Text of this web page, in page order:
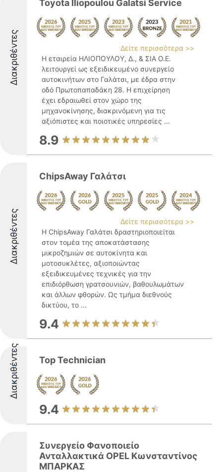
Διακριθέντες
Toyota Iliopoulou Galatsi Service
Δείτε περισσότερα >>
Η εταιρεία ΗΛΙΟΠΟΥΛΟΥ, Δ., & ΣΙΑ Ο.Ε.
λειτουργεί ως εξειδικευμένο συνεργείο
αυτοκινήτων στο Γαλάτσι, με έδρα στην
οδό Πρωτοπαπαδάκη 28. Η επιχείρηση
έχει εδραιωθεί στον χώρο της
μηχανοκίνησης, διακρινόμενη για τις
αξιόπιστες και ποιοτικές υπηρεσίες ...
8.9
Διακριθέντες
ChipsAway Γαλάτσι
Δείτε περισσότερα >>
Η ChipsAway Γαλάτσι δραστηριοποιείται
στον τομέα της αποκατάστασης
μικροζημιών σε αυτοκίνητα και
μοτοσυκλέτες, αξιοποιώντας
εξειδικευμένες τεχνικές για την
επιδιόρθωση γρατσουνιών, βαθουλωμάτων
και άλλων φθορών. Ως τμήμα διεθνούς
δικτύου, το ...
9.4
Διακριθέντες Top Technician
9.4
Συνεργείο Φανοποιείο
Ανταλλακτικά OPEL Κωνσταντίνος
ΜΠΑΡΚΑΣ